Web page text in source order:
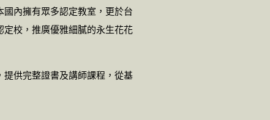
內擁有眾多認定教室，更於台
校，推廣優雅細膩的永生花花
供完整證書及講師課程，從基